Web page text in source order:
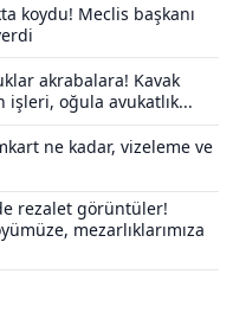
koydu! Meclis başkanı
akrabalara! Kavak
işleri, oğula avukatlık...
ne kadar, vizeleme ve
rezalet görüntüler!
mezarlıklarımıza